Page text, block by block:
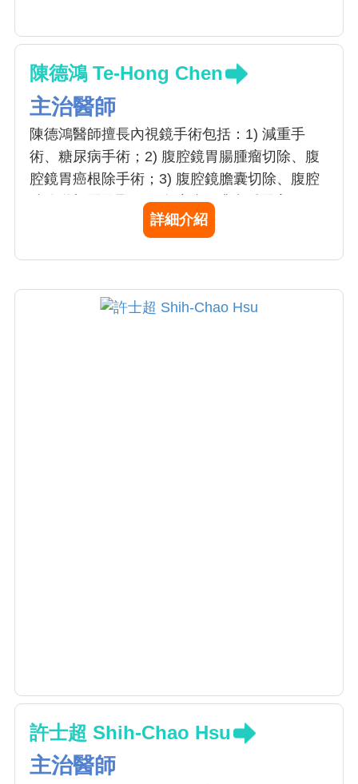
陳德鴻 Te-Hong Chen
主治醫師
陳德鴻醫師擅長內視鏡手術包括：1) 減重手
術、糖尿病手術；2) 腹腔鏡胃腸腫瘤切除、腹
腔鏡胃癌根除手術；3) 腹腔鏡膽囊切除、腹腔
鏡膽道切開及取石、腹腔鏡肝臟囊腫開窗引
流、腹腔鏡肝臟腫瘤切除； 4) 腹腔鏡胰臟手
醫師亦擅長內視鏡甲狀腺切除術、及達文西機
械手臂輔助手術。
詳細介紹
許士超 Shih-Chao Hsu
主治醫師